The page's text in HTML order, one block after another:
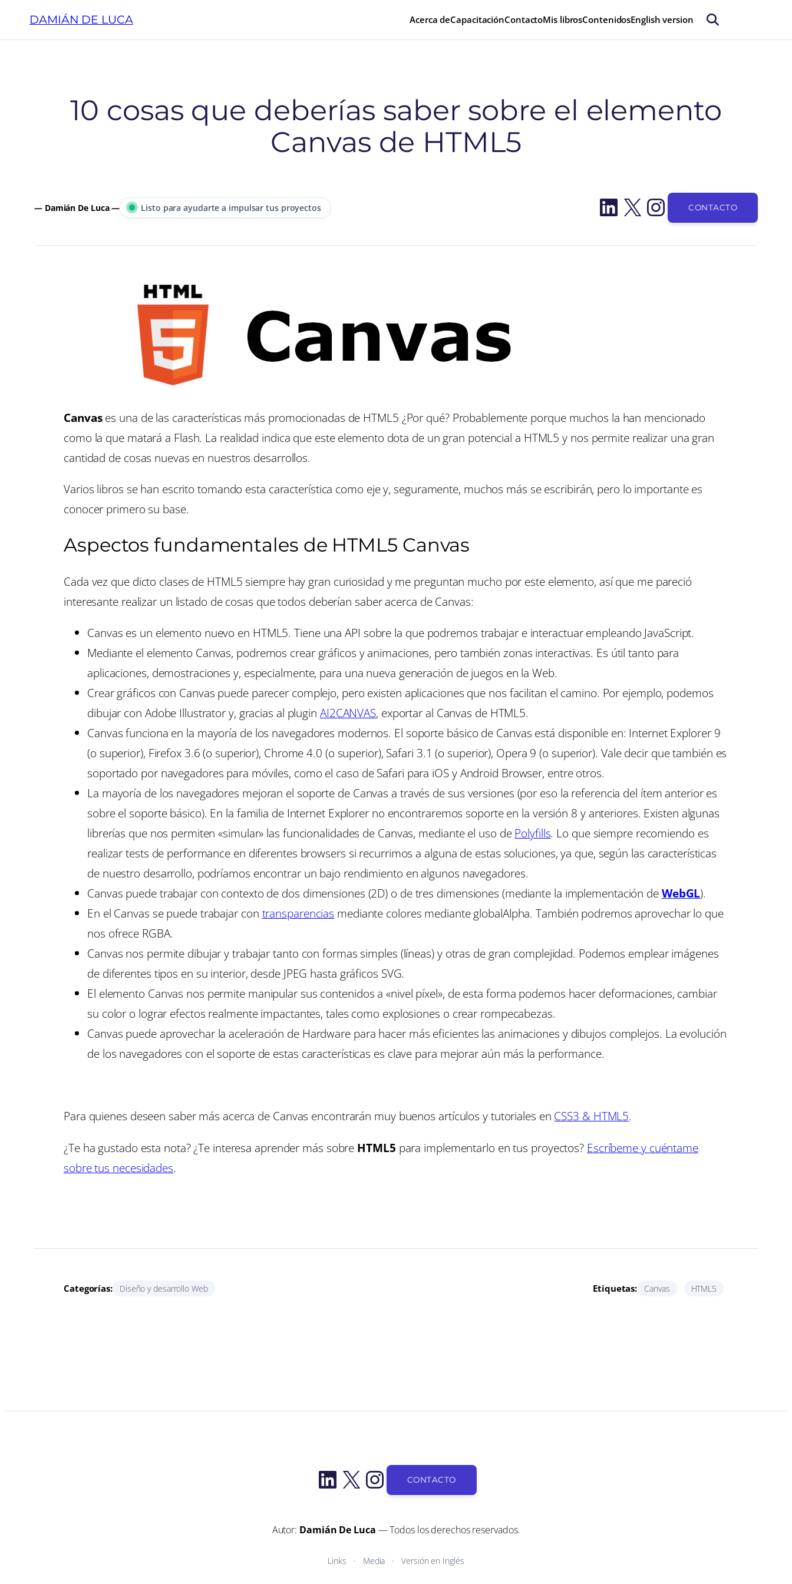
contenido
DAMIÁN DE LUCA Acerca deCapacitaciónContactoMis librosContenidosEnglish version
10 cosas que deberías saber sobre el elemento
Canvas de HTML5
— Damián De Luca — Listo para ayudarte a impulsar tus proyectos LinkedIn
X Instagram
CONTACTO
Canvases una de las características más promocionadas de HTML5 ¿Por qué? Probablemente porque muchos la han mencionado
como la que matará a Flash. La realidad indica que este elemento dota de un gran potencial a HTML5 y nos permite realizar una gran
cantidad de cosas nuevas en nuestros desarrollos.
Varios libros se han escrito tomando esta característica como eje y, seguramente, muchos más se escribirán, pero lo importante es
conocer primero su base.
Aspectos fundamentales de HTML5 Canvas
Cada vez que dicto clases de HTML5 siempre hay gran curiosidad y me preguntan mucho por este elemento, así que me pareció
interesante realizar un listado de cosas que todos deberían saber acerca de Canvas:
Canvas es un elemento nuevo en HTML5. Tiene una API sobre la que podremos trabajar e interactuar empleando JavaScript.
Mediante el elemento Canvas, podremos crear gráficos y animaciones, pero también zonas interactivas. Es útil tanto para
aplicaciones, demostraciones y, especialmente, para una nueva generación de juegos en la Web.
Crear gráficos con Canvas puede parecer complejo, pero existen aplicaciones que nos facilitan el camino. Por ejemplo, podemos
dibujar con Adobe Illustrator y, gracias al plugin AI2CANVAS, exportar al Canvas de HTML5.
Canvas funciona en la mayoría de los navegadores modernos. El soporte básico de Canvas está disponible en: Internet Explorer 9
(o superior), Firefox 3.6 (o superior), Chrome 4.0 (o superior), Safari 3.1 (o superior), Opera 9 (o superior). Vale decir que también es
soportado por navegadores para móviles, como el caso de Safari para iOS y Android Browser, entre otros.
La mayoría de los navegadores mejoran el soporte de Canvas a través de sus versiones (por eso la referencia del ítem anterior es
sobre el soporte básico). En la familia de Internet Explorer no encontraremos soporte en la versión 8 y anteriores. Existen algunas
librerías que nos permiten «simular» las funcionalidades de Canvas, mediante el uso dePolyfills. Lo que siempre recomiendo es
realizar tests de performance en diferentes browsers si recurrimos a alguna de estas soluciones, ya que, según las características
de nuestro desarrollo, podríamos encontrar un bajo rendimiento en algunos navegadores.
Canvas puede trabajar con contexto de dos dimensiones (2D) o de tres dimensiones (mediante la implementación deWebGL).
En el Canvas se puede trabajar con transparencias mediante colores mediante globalAlpha. También podremos aprovechar lo que
nos ofrece RGBA.
Canvas nos permite dibujar y trabajar tanto con formas simples (líneas) y otras de gran complejidad. Podemos emplear imágenes
de diferentes tipos en su interior, desde JPEG hasta gráficos SVG.
El elemento Canvas nos permite manipular sus contenidos a «nivel píxel», de esta forma podemos hacer deformaciones, cambiar
su color o lograr efectos realmente impactantes, tales como explosiones o crear rompecabezas.
Canvas puede aprovechar la aceleración de Hardware para hacer más eficientes las animaciones y dibujos complejos. La evolución
de los navegadores con el soporte de estas características es clave para mejorar aún más la performance.
Para quienes deseen saber más acerca de Canvas encontrarán muy buenos artículos y tutoriales en CSS3 & HTML5.
¿Te ha gustado esta nota? ¿Te interesa aprender más sobre HTML5 para implementarlo en tus proyectos? Escríbeme y cuéntame
sobre tus necesidades.
Categorías: Diseño y desarrollo Web Etiquetas: Canvas HTML5
LinkedIn
X Instagram
CONTACTO
Autor: Damián De Luca — Todos los derechos reservados.
Links Media Versión en Inglés